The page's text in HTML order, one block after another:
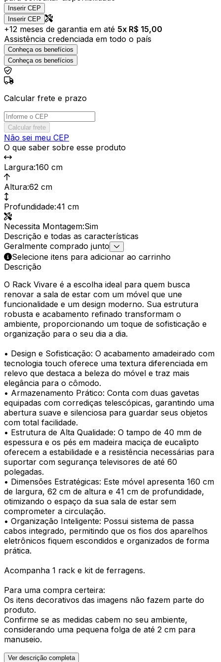
Inserir CEP
Inserir CEP
+12 meses de garantia em até 5x R$ 15,00
Assistência credenciada em todo o país
Conheça os benefícios
Conheça os benefícios
Calcular frete e prazo
Calcular frete
Não sei meu CEP
O que saber sobre esse produto
Largura:160 cm
Altura:62 cm
Profundidade:41 cm
Necessita Montagem:Sim
Descrição e todas as características
Geralmente comprado junto
Selecione itens para adicionar ao carrinho
Descrição
O Rack Vivare é a escolha ideal para quem busca
renovar a sala de estar com um móvel que une
funcionalidade e um design moderno. Sua estrutura
robusta e acabamento refinado transformam o
ambiente, proporcionando um toque de sofisticação e
organização para o seu dia a dia.
• Design e Sofisticação: O acabamento amadeirado com
tecnologia touch oferece uma textura diferenciada em
relevo que destaca a beleza do móvel e traz mais
elegância para o cômodo.
• Armazenamento Prático: Conta com duas gavetas
equipadas com corrediças telescópicas, garantindo uma
abertura suave e silenciosa para guardar seus objetos
com total facilidade.
• Estrutura de Alta Qualidade: O tampo de 40 mm de
espessura e os pés em madeira maciça de eucalipto
oferecem a estabilidade e a resistência necessárias para
suportar com segurança televisores de até 60
polegadas.
• Dimensões Estratégicas: Este móvel apresenta 160 cm
de largura, 62 cm de altura e 41 cm de profundidade,
otimizando o espaço da sua sala de estar sem
comprometer a circulação.
• Organização Inteligente: Possui sistema de passa
cabos integrado, permitindo que os fios dos aparelhos
eletrônicos fiquem escondidos e organizados de forma
prática.
Acompanha 1 rack e kit de ferragens.
Para uma compra certeira:
Os itens decorativos das imagens não fazem parte do
produto.
Confirme se as medidas cabem no seu ambiente,
considerando uma pequena folga de até 2 cm para
manuseio.
Ver descrição completa